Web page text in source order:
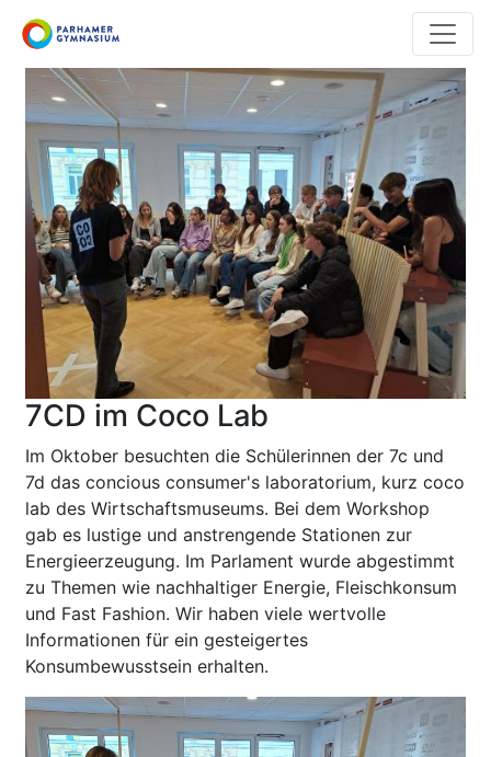
Direkt
zum
Inhalt
7CD im Coco Lab
Im Oktober besuchten die Schülerinnen der 7c und
7d das concious consumer's laboratorium, kurz coco
lab des Wirtschaftsmuseums. Bei dem Workshop
gab es lustige und anstrengende Stationen zur
Energieerzeugung. Im Parlament wurde abgestimmt
zu Themen wie nachhaltiger Energie, Fleischkonsum
und Fast Fashion. Wir haben viele wertvolle
Informationen für ein gesteigertes
Konsumbewusstsein erhalten.